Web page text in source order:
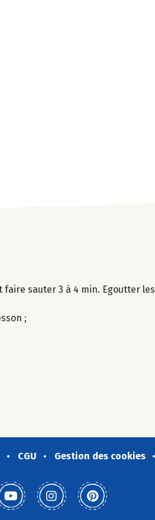
sauter 3 à 4 min. Egoutter les
;
CGU Gestion des cookies